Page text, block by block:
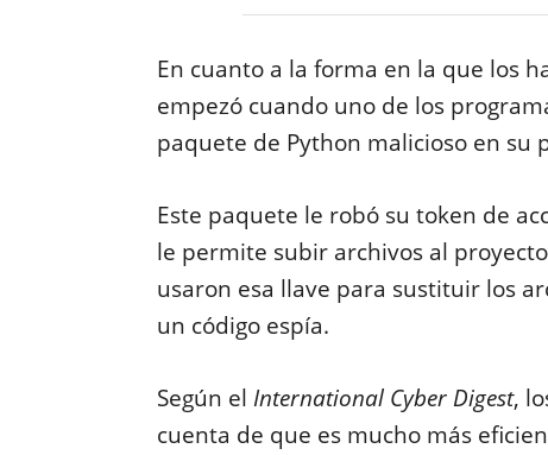
En cuanto a la forma en la que los
empezó cuando uno de los
paquete de Python malicioso en su
Este paquete le robó su token de
le permite subir archivos al
usaron esa llave para sustituir los
un código espía.
Según el International Cyber Digest,
cuenta de que es mucho más